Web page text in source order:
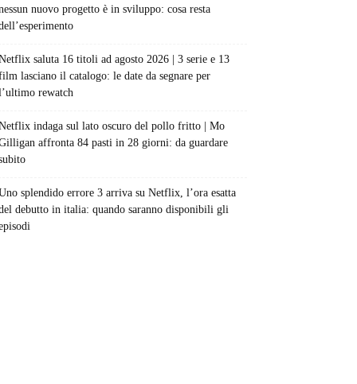
nuovo progetto è in sviluppo: cosa resta
saluta 16 titoli ad agosto 2026 | 3 serie e 13
lasciano il catalogo: le date da segnare per
rewatch
indaga sul lato oscuro del pollo fritto | Mo
affronta 84 pasti in 28 giorni: da guardare
splendido errore 3 arriva su Netflix, l’ora esatta
debutto in italia: quando saranno disponibili gli